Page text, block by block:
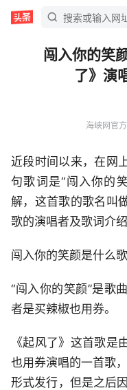
闯入你的笑
了》演
海峡网官
近段时间以来，在网
句歌词是“闯入你的
解，这首歌的歌名叫
歌的演唱者及歌词介绍
闯入你的笑颜是什么歌
“闯入你的笑颜”是歌
者是买辣椒也用券。
《起风了》这首歌是
也用券演唱的一首歌
形式发行，但是之后